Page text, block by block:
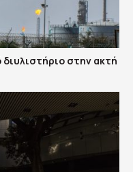
στην ακτή